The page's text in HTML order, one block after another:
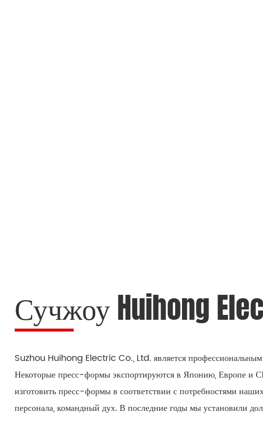
Сучжоу Huihong
Suzhou Huihong Electric Co., Ltd. является профессиональным
Некоторые пресс-формы экспортируются в Японию, Европе и
изготовить пресс-формы в соответствии с потребностями
персонала, командный дух. В последние годы мы установили